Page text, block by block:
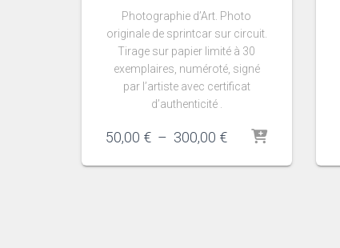
Photographie d’Art. Photo
originale de sprintcar sur circuit.
Tirage sur papier limité à 30
exemplaires, numéroté, signé
par l’artiste avec certificat
d’authenticité .
50,00 € – 300,00 €Plage
prix :